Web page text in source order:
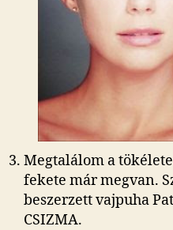
Megtalálom a
fekete már megvan.
beszerzett vajpuha
CSIZMA.